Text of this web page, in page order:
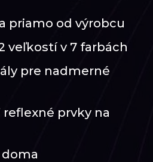
priamo od výrobcu
veľkostí v 7 farbách
pre nadmerné
reflexné prvky na
doma